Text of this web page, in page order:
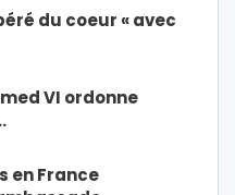
du coeur « avec
VI ordonne
en France